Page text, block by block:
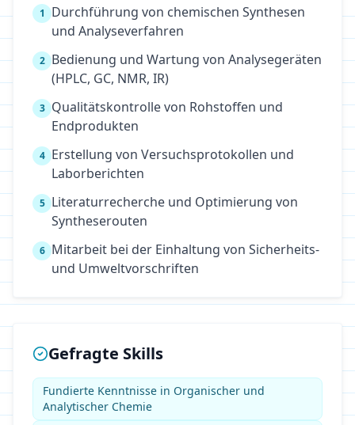
1
Durchführung von chemischen Synthesen
und Analyseverfahren
2 Bedienung und Wartung von Analysegeräten
(HPLC, GC, NMR, IR)
3 Qualitätskontrolle von Rohstoffen und
Endprodukten
4 Erstellung von Versuchsprotokollen und
Laborberichten
5 Literaturrecherche und Optimierung von
Syntheserouten
6 Mitarbeit bei der Einhaltung von Sicherheits-
und Umweltvorschriften
Gefragte Skills
Fundierte Kenntnisse in Organischer und
Analytischer Chemie